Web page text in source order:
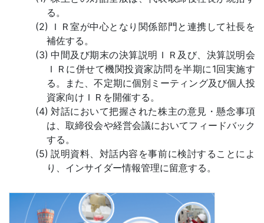
る。
ＩＲ室が中心となり関係部門と連携して社長を
補佐する。
中間及び期末の決算説明ＩＲ及び、決算説明会
ＩＲに併せて機関投資家訪問を半期に1回実施す
る。また、不定期に個別ミーティング及び個人投
資家向けＩＲを開催する。
対話において把握された株主の意見・懸念事項
は、取締役会や経営会議においてフィードバック
する。
説明資料、対話内容を事前に検討することによ
り、インサイダー情報管理に留意する。